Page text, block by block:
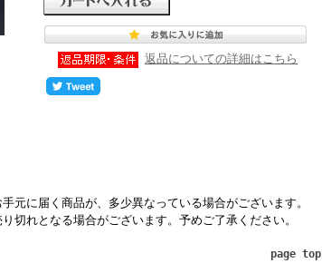
返品についての詳細はこちら
元に届く商品が、多少異なっている場合がございます。
切れとなる場合がございます。予めご了承ください。
page top